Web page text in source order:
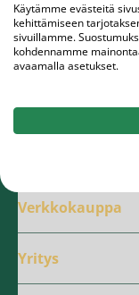
Verkkokauppa
Yritys
Käytämme evästeitä
kehittämiseen
sivuillamme.
kohdennamme
avaamalla asetukset.